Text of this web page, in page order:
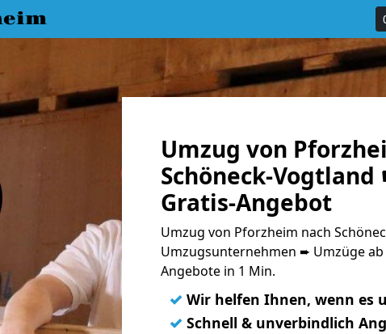
Umzug von
Schöneck-Vogtland
Gratis-Angebot
Umzug von Pforzheim nach
Umzugsunternehmen ➨ Umzüge ab
Angebote in 1 Min.
✓ Wir helfen Ihnen, wenn es
✓ Schnell & unverbindlich